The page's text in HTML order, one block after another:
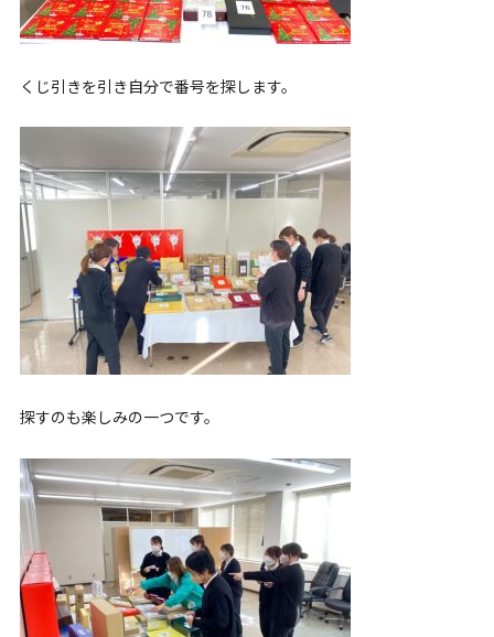
くじ引きを引き自分で番号を探します。
探すのも楽しみの一つです。